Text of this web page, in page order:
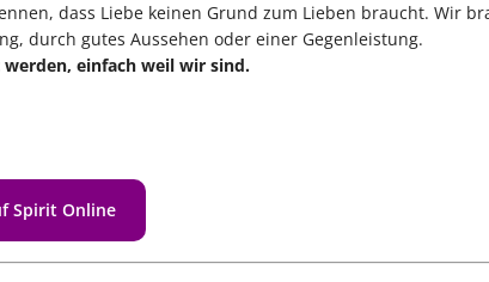
dass Liebe keinen Grund zum Lieben braucht. Wir
durch gutes Aussehen oder einer Gegenleistung.
einfach weil wir sind.
Spirit Online